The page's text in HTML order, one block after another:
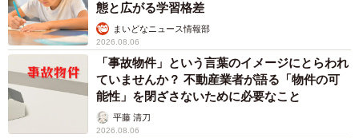
態と広がる学習格差
まいどなニュース情報部
2026.08.06
「事故物件」という言葉のイメージにとらわれ
ていませんか？ 不動産業者が語る「物件の可
能性」を閉ざさないために必要なこと
平藤 清刀
2026.08.06